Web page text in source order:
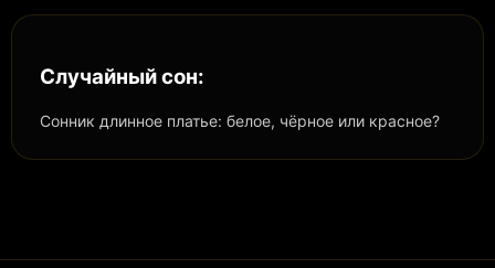
Случайный сон:
Сонник длинное платье: белое, чёрное или красное?